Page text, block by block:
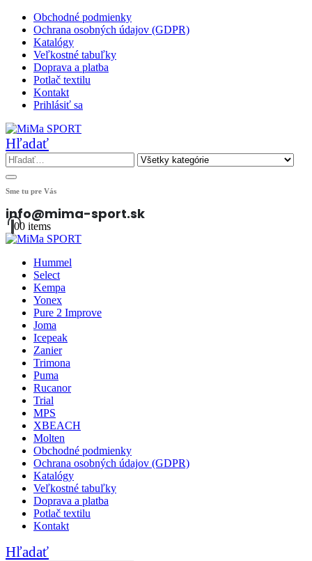
Obchodné podmienky
Ochrana osobných údajov (GDPR)
Katalógy
Veľkostné tabuľky
Doprava a platba
Potlač textilu
Kontakt
Prihlásiť sa
Hľadať
Sme tu pre Vás
info@mima-sport.sk
00 items
Hummel
Select
Kempa
Yonex
Pure 2 Improve
Joma
Icepeak
Zanier
Trimona
Puma
Rucanor
Trial
MPS
XBEACH
Molten
Obchodné podmienky
Ochrana osobných údajov (GDPR)
Katalógy
Veľkostné tabuľky
Doprava a platba
Potlač textilu
Kontakt
Hľadať